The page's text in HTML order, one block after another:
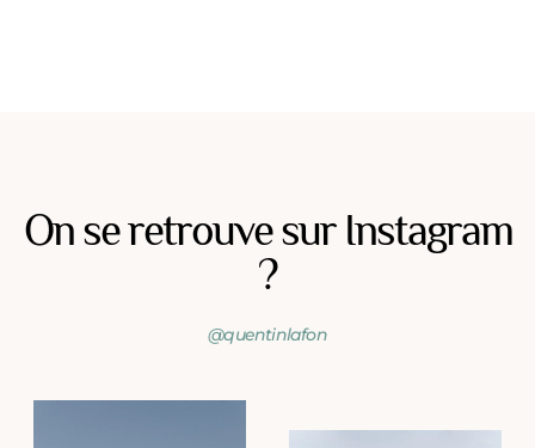
On se retrouve sur Instagram
?
@quentinlafon